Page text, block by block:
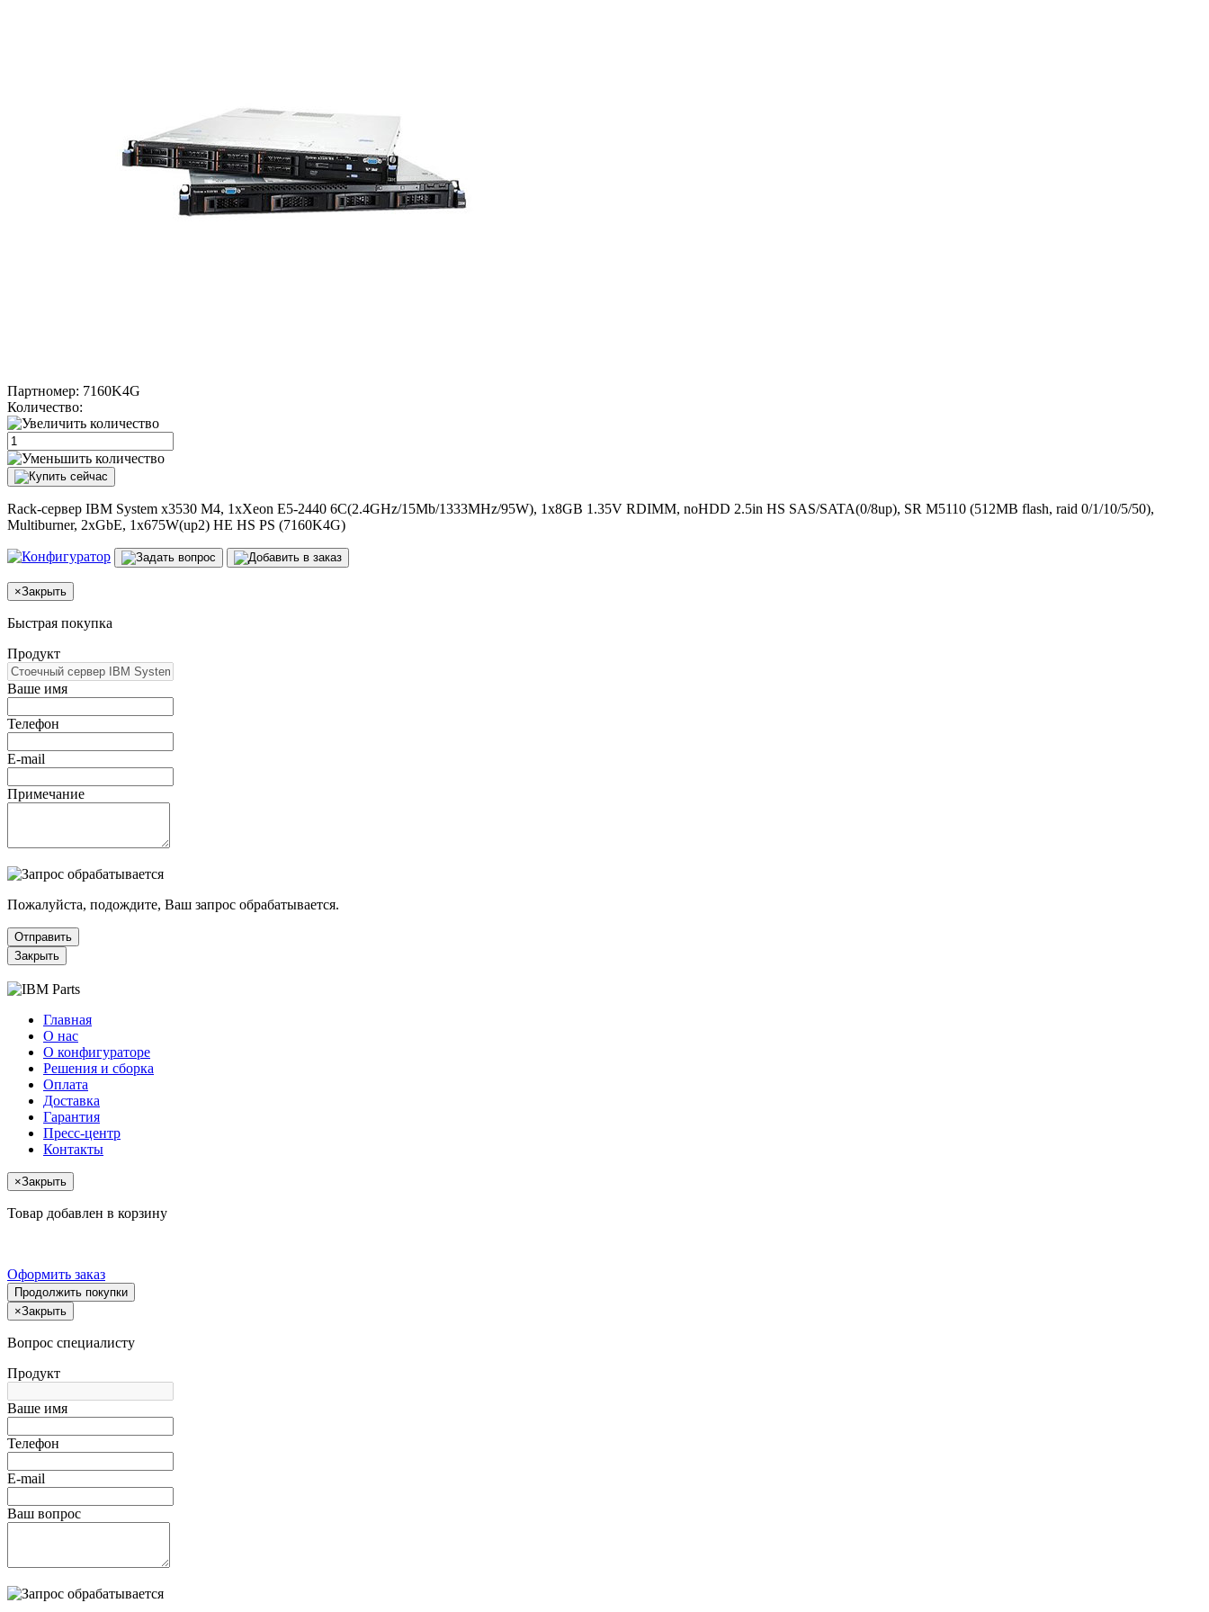
Партномер: 7160K4G
Количество:
Rack-сервер IBM System x3530 M4, 1xXeon E5-2440 6C(2.4GHz/15Mb/1333MHz/95W), 1x8GB 1.35V RDIMM, noHDD 2.5in HS SAS/SATA(0/8up), SR M5110 (512MB flash, raid 0/1/10/5/50),
Multiburner, 2xGbE, 1x675W(up2) HE HS PS (7160K4G)
×Закрыть
Быстрая покупка
Продукт
Ваше имя
Телефон
E-mail
Примечание
Пожалуйста, подождите, Ваш запрос обрабатывается.
Отправить
Закрыть
Главная
О нас
О конфигураторе
Решения и сборка
Оплата
Доставка
Гарантия
Пресс-центр
Контакты
×Закрыть
Товар добавлен в корзину
Оформить заказ
Продолжить покупки
×Закрыть
Вопрос специалисту
Продукт
Ваше имя
Телефон
E-mail
Ваш вопрос